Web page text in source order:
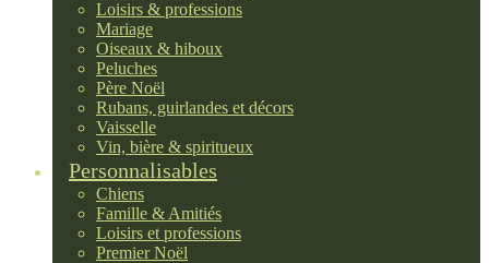
Loisirs & professions
Mariage
Oiseaux & hiboux
Peluches
Père Noël
Rubans, guirlandes et décors
Vaisselle
Vin, bière & spiritueux
Personnalisables
Chiens
Famille & Amitiés
Loisirs et professions
Premier Noël